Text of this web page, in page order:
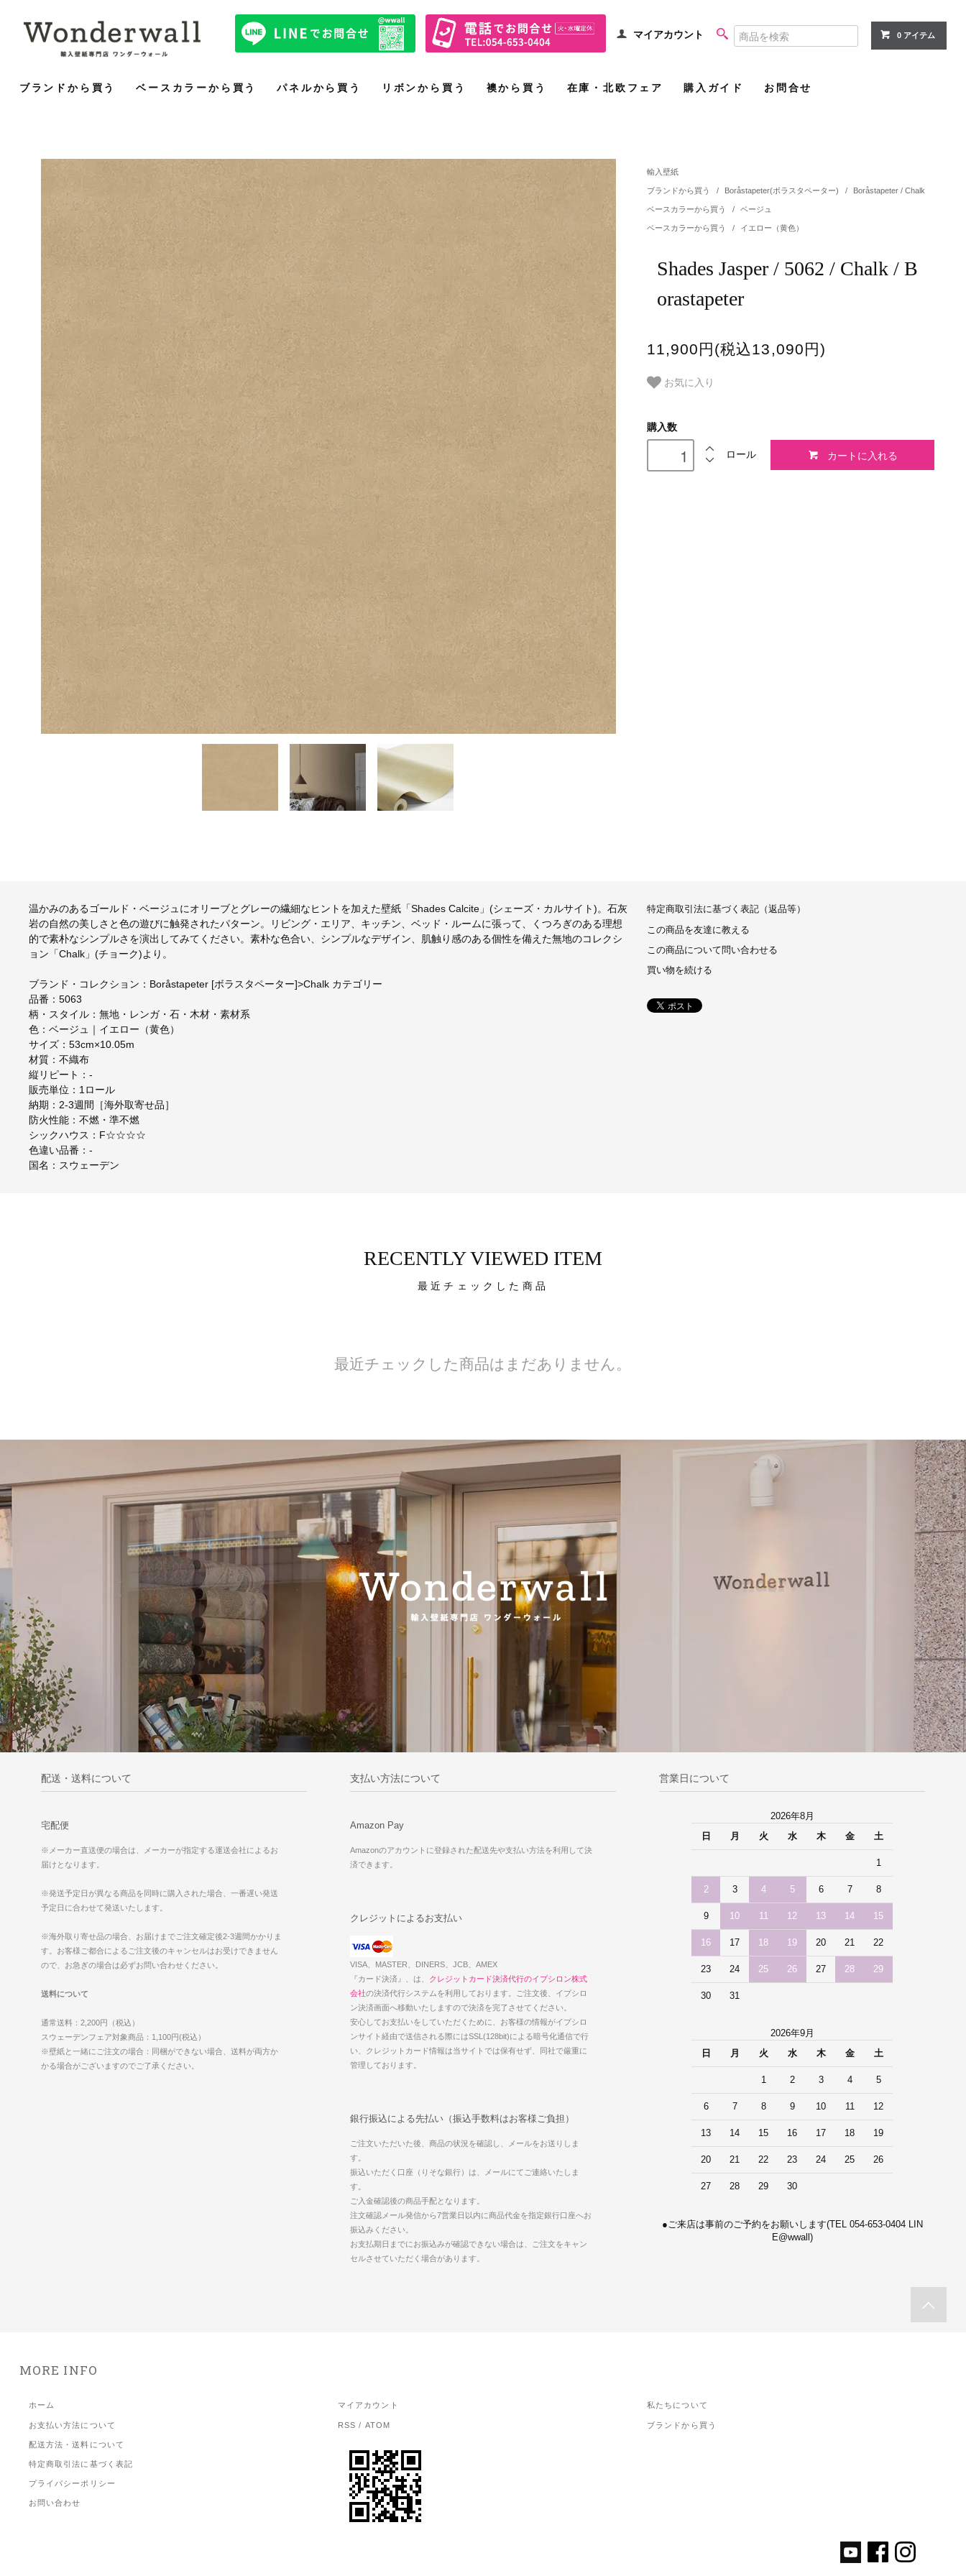
マイアカウント 0 アイテム
ブランドから買う ベースカラーから買う パネルから買う リボンから買う 襖から買う 在庫・北欧フェア 購入ガイド お問合せ
輸入壁紙
ブランドから買う / Boråstapeter(ボラスタペーター) / Boråstapeter / Chalk
ベースカラーから買う / ベージュ
ベースカラーから買う / イエロー（黄色）
Shades Jasper / 5062 / Chalk / B
orastapeter
11,900円(税込13,090円)
お気に入り
購入数
ロール カートに入れる
温かみのあるゴールド・ベージュにオリーブとグレーの繊細なヒントを加えた壁紙「Shades Calcite」(シェーズ・カルサイト)。石灰
岩の自然の美しさと色の遊びに触発されたパターン。リビング・エリア、キッチン、ベッド・ルームに張って、くつろぎのある理想
的で素朴なシンプルさを演出してみてください。素朴な色合い、シンプルなデザイン、肌触り感のある個性を備えた無地のコレクシ
ョン「Chalk」(チョーク)より。
ブランド・コレクション：Boråstapeter [ボラスタペーター]>Chalk カテゴリー
品番：5063
柄・スタイル：無地・レンガ・石・木材・素材系
色：ベージュ｜イエロー（黄色）
サイズ：53cm×10.05m
材質：不織布
縦リピート：-
販売単位：1ロール
納期：2-3週間［海外取寄せ品］
防火性能：不燃・準不燃
シックハウス：F☆☆☆☆
色違い品番：-
国名：スウェーデン
特定商取引法に基づく表記（返品等）
この商品を友達に教える
この商品について問い合わせる
買い物を続ける
RECENTLY VIEWED ITEM
最近チェックした商品
最近チェックした商品はまだありません。
配送・送料について
宅配便
※メーカー直送便の場合は、メーカーが指定する運送会社によるお
届けとなります。
※発送予定日が異なる商品を同時に購入された場合、一番遅い発送
予定日に合わせて発送いたします。
※海外取り寄せ品の場合、お届けまでご注文確定後2-3週間かかりま
す。お客様ご都合によるご注文後のキャンセルはお受けできません
ので、お急ぎの場合は必ずお問い合わせください。
送料について
通常送料：2,200円（税込）
スウェーデンフェア対象商品：1,100円(税込）
※壁紙と一緒にご注文の場合：同梱ができない場合、送料が両方か
かる場合がございますのでご了承ください。
支払い方法について
Amazon Pay
Amazonのアカウントに登録された配送先や支払い方法を利用して決
済できます。
クレジットによるお支払い
VISA、MASTER、DINERS、JCB、AMEX
『カード決済』、は、 クレジットカード決済代行のイプシロン株式
会社の決済代行システムを利用しております。ご注文後、イプシロ
ン決済画面へ移動いたしますので決済を完了させてください。
安心してお支払いをしていただくために、お客様の情報がイプシロ
ンサイト経由で送信される際にはSSL(128bit)による暗号化通信で行
い、クレジットカード情報は当サイトでは保有せず、同社で厳重に
管理しております。
銀行振込による先払い（振込手数料はお客様ご負担）
ご注文いただいた後、商品の状況を確認し、メールをお送りしま
す。
振込いただく口座（りそな銀行）は、メールにてご連絡いたしま
す。
ご入金確認後の商品手配となります。
注文確認メール発信から7営業日以内に商品代金を指定銀行口座へお
振込みください。
お支払期日までにお振込みが確認できない場合は、ご注文をキャン
セルさせていただく場合があります。
営業日について
2026年8月
日
月 火 水 木 金 土
1
2 3 4 5 6 7 8
9 10 11 12 13 14 15
16 17 18 19 20 21 22
23 24 25 26 27 28 29
30 31
2026年9月
日
月 火 水 木 金 土
1 2 3 4 5
6 7 8 9 10 11 12
13 14 15 16 17 18 19
20 21 22 23 24 25 26
27 28 29 30
●ご来店は事前のご予約をお願いします(TEL 054-653-0404 LIN
E@wwall)
MORE INFO
ホーム
お支払い方法について
配送方法・送料について
特定商取引法に基づく表記
プライバシーポリシー
お問い合わせ
マイアカウント
RSS / ATOM
私たちについて
ブランドから買う